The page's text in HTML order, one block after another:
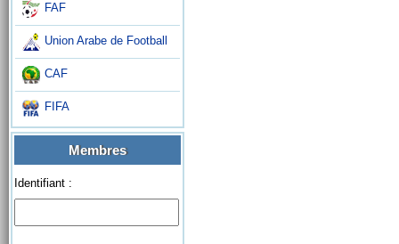
FAF
Union Arabe de Football
CAF
FIFA
Membres
Identifiant :